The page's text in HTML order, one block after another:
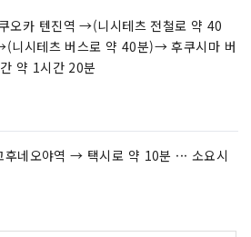
오카 텐진역 →(니시테츠 전철로 약 40
니시테츠 버스로 약 40분)→ 후쿠시마 버
약 1시간 20분
네오야역 → 택시로 ​​약 10분 ··· 소요시